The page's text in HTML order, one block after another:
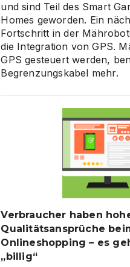
und sind Teil des Smart
Homes geworden. Ein
Fortschritt in der
die Integration von GPS.
GPS gesteuert werden,
Begrenzungskabel mehr.
Verbraucher haben
Qualitätsansprüche
Onlineshopping – es
„billig“